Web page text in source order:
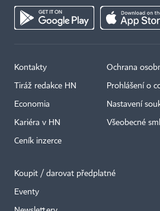
Kontakty
Tiráž redakce HN
Economia
Kariéra v HN
Ceník inzerce
Ochrana
Prohlášení o
Nastavení
Všeobecné
Koupit / darovat předplatné
Eventy